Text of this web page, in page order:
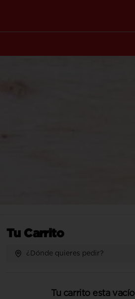
Tu Carrito
¿Dónde quieres pedir?
Tu carrito esta vacío